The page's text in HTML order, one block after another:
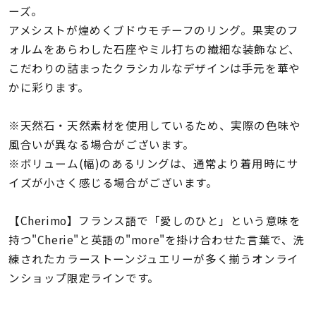
コレクション
レディース
リングサイズ
メンズ
リングサイズ
～
価格 ¥0
在庫 在庫ありのみ
ーズ。
アメシストが煌めくブドウモチーフのリング。果実のフ
ォルムをあらわした石座やミル打ちの繊細な装飾など、
こだわりの詰まったクラシカルなデザインは手元を華や
かに彩ります。
※天然石・天然素材を使用しているため、実際の色味や
風合いが異なる場合がございます。
※ボリューム(幅)のあるリングは、通常より着用時にサ
イズが小さく感じる場合がございます。
【Cherimo】フランス語で「愛しのひと」という意味を
持つ"Cherie"と英語の"more"を掛け合わせた言葉で、洗
練されたカラーストーンジュエリーが多く揃うオンライ
ンショップ限定ラインです。